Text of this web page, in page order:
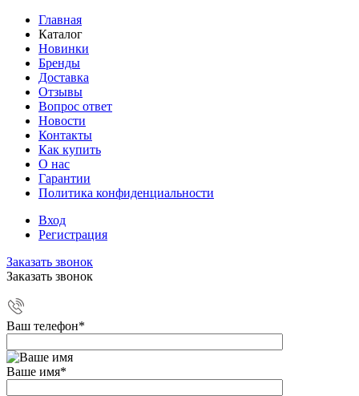
Главная
Каталог
Новинки
Бренды
Доставка
Отзывы
Вопрос ответ
Новости
Контакты
Как купить
О нас
Гарантии
Политика конфиденциальности
Вход
Регистрация
Заказать звонок
Заказать звонок
Ваш телефон*
Ваше имя*